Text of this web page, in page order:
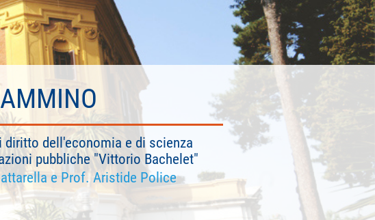
dell'economia e di scienza
pubbliche "Vittorio Bachelet"
e Prof. Aristide Police